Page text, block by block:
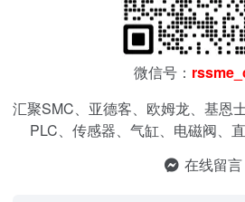
微信号：
汇聚SMC、亚德客、欧姆龙、基恩
PLC、传感器、气缸、电磁阀、
在线留言